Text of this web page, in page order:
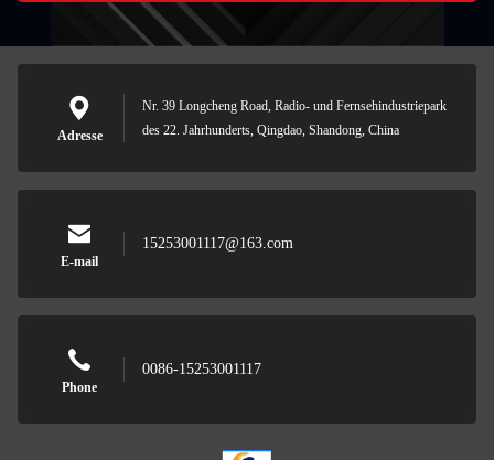
Adresse
Nr. 39 Longcheng Road, Radio- und Fernsehindustriepark
des 22. Jahrhunderts, Qingdao, Shandong, China
E-mail
15253001117@163.com
Phone
0086-15253001117